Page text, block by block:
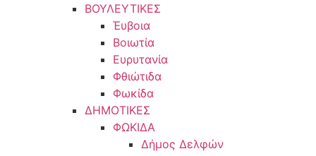
ΒΟΥΛΕΥΤΙΚΕΣ
Έυβοια
Βοιωτία
Ευρυτανία
Φθιώτιδα
Φωκίδα
ΔΗΜΟΤΙΚΕΣ
ΦΩΚΙΔΑ
Δήμος Δελφών